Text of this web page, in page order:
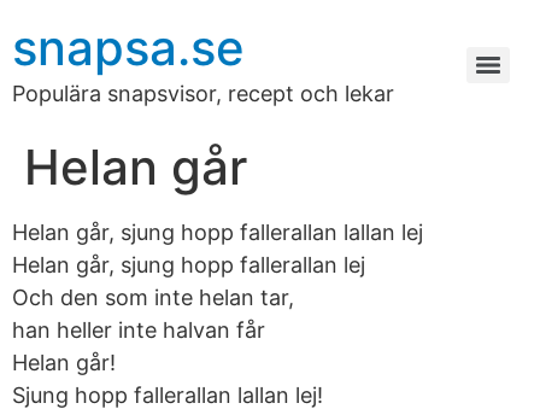
snapsa.se
Populära snapsvisor, recept och lekar
Helan går
Helan går, sjung hopp fallerallan lallan lej
Helan går, sjung hopp fallerallan lej
Och den som inte helan tar,
han heller inte halvan får
Helan går!
Sjung hopp fallerallan lallan lej!